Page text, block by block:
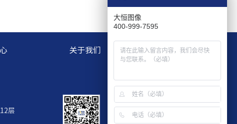
关于我们
层
大恒图像
400-999-7595